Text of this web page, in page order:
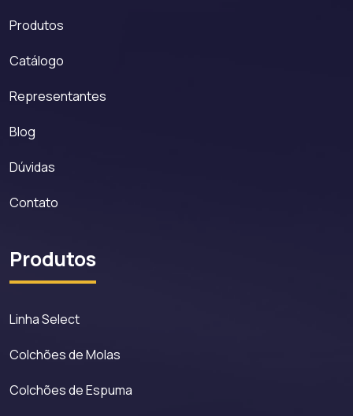
Produtos
Catálogo
Representantes
Blog
Dúvidas
Contato
Produtos
Linha Select
Colchões de Molas
Colchões de Espuma